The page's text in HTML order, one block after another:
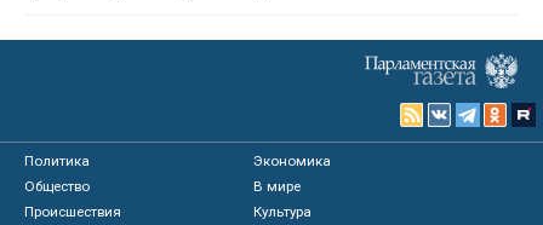
Политика
Экономика
Общество
В мире
Происшествия
Культура